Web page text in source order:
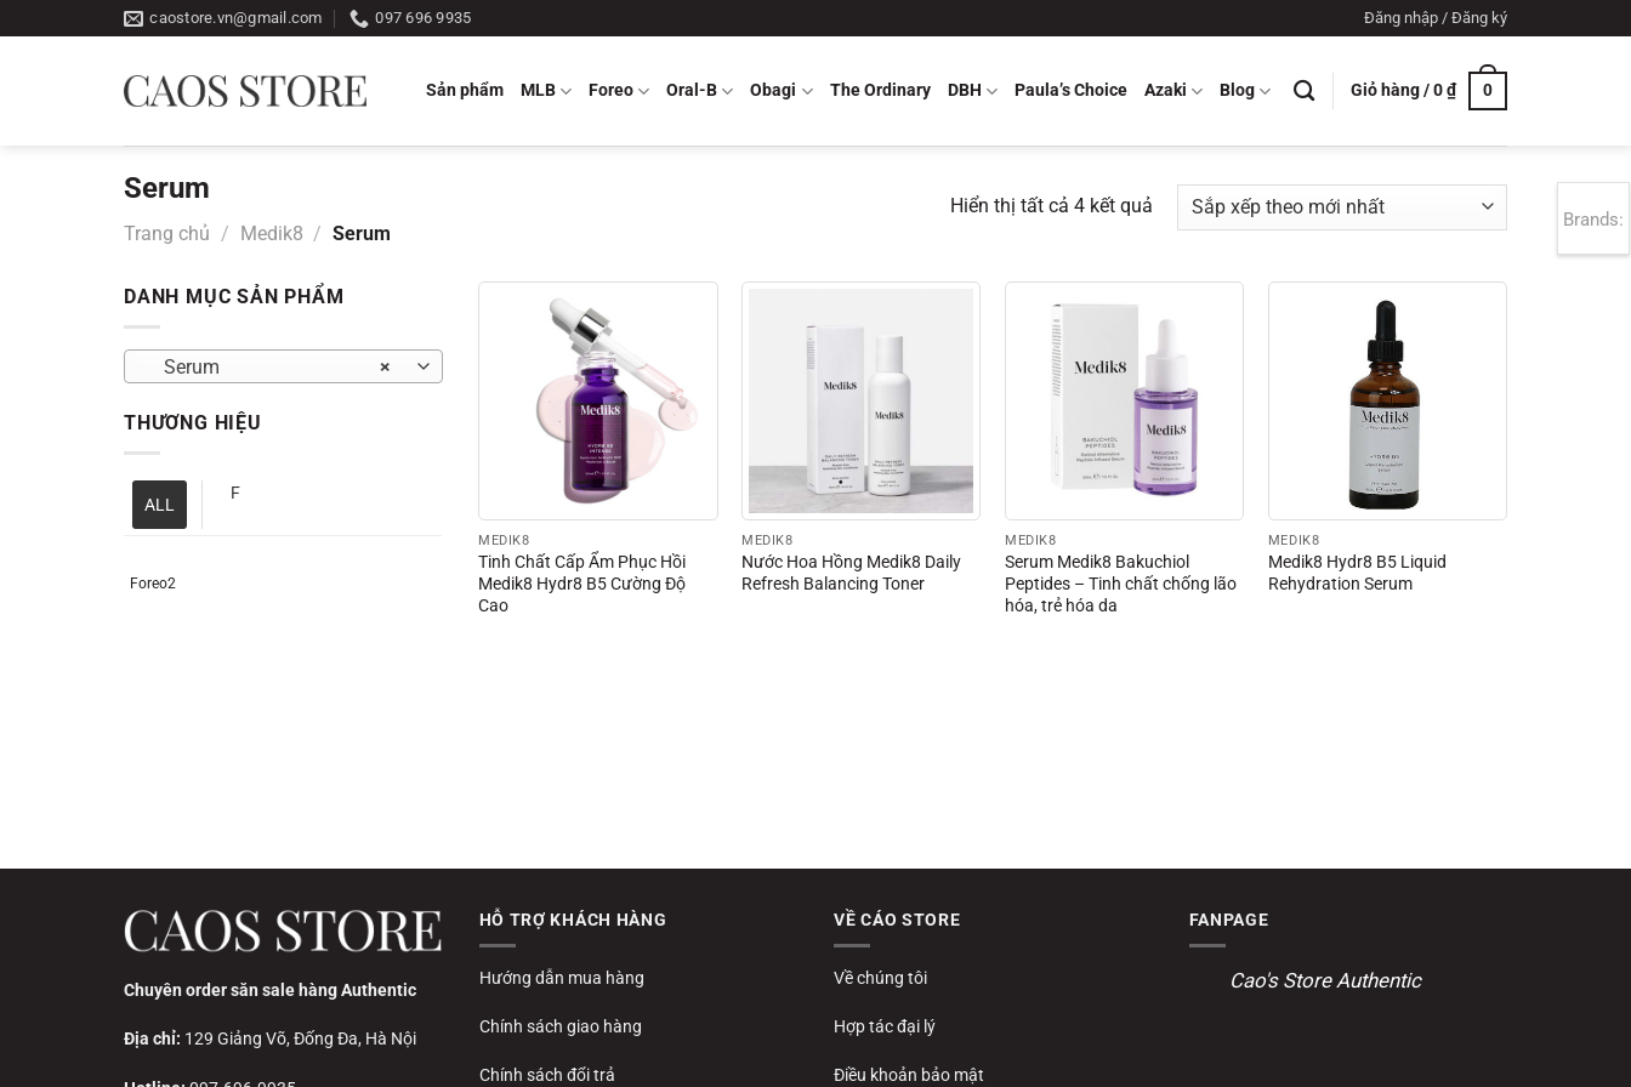
qua
caostore.vn@gmail.com 097 696 9935 Đăng nhập / Đăng ký
Sản phẩm MLB Foreo Oral-B Obagi The Ordinary DBH Paula’s Choice Azaki Blog Giỏ hàng /0₫ 0
Serum
Trang chủ / Medik8 / Serum
Hiển thị tất cả 4 kết quảĐã
sắp
mới
nhất
DANH MỤC SẢN PHẨM
×
Serum
THƯƠNG HIỆU
ALL
F
Foreo2
MEDIK8
Tinh Chất Cấp Ẩm Phục Hồi
Medik8 Hydr8 B5 Cường Độ
Cao
MEDIK8
Nước Hoa Hồng Medik8 Daily
Refresh Balancing Toner
MEDIK8
Serum Medik8 Bakuchiol
Peptides – Tinh chất chống lão
hóa, trẻ hóa da
MEDIK8
Medik8 Hydr8 B5 Liquid
Rehydration Serum
Chuyên order săn sale hàng Authentic
Địa chỉ: 129 Giảng Võ, Đống Đa, Hà Nội
HỖ TRỢ KHÁCH HÀNG
Hướng dẫn mua hàng
Chính sách giao hàng
Chính sách đổi trả
VỀ CÁO STORE
Về chúng tôi
Hợp tác đại lý
Điều khoản bảo mật
FANPAGE
Cao's Store Authentic
Brands: